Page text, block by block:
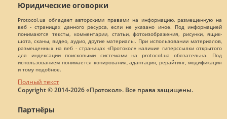
Юридические оговорки
Protocol.ua обладает авторскими правами на информацию, размещенную на
веб - страницах данного ресурса, если не указано иное. Под информацией
понимаются тексты, комментарии, статьи, фотоизображения, рисунки, ящик-
шота, сканы, видео, аудио, другие материалы. При использовании материалов,
размещенных на веб - страницах «Протокол» наличие гиперссылки открытого
для индексации поисковыми системами на protocol.ua обязательна. Под
использованием понимается копирования, адаптация, рерайтинг, модификация
и тому подобное.
Полный текст
Copyright © 2014-2026 «Протокол». Все права защищены.
Партнёры